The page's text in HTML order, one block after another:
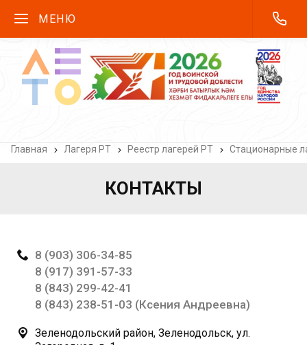
МЕНЮ
Главная Лагеря РТ Реестр лагерей РТ Стационарные
КОНТАКТЫ
8 (903) 306-34-85
8 (917) 391-57-33
8 (843) 299-42-41
8 (843) 238-51-03 (Ксения Андреевна)
Зеленодольский район, Зеленодольск, ул.